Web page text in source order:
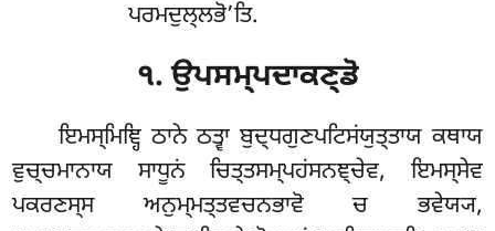
ਪਰਮਦੁਲ੍ਲਭੋ’ਤਿ.
੧. ਉਪਸਮ੍ਪਦਾਕਣ੍ਡੋ
ਇਮਸ੍ਮਿਞ੍ਹਿ ਠਾਨੇ ਠਤ੍ਵਾ ਬੁਦ੍ਧਗੁਣਪਟਿਸਂਯੁਤ੍ਤਾਯ ਕਥਾਯ
ਵੁਚ੍ਚਮਾਨਾਯ ਸਾਧੂਨਂ ਚਿਤ੍ਤਸਮ੍ਪਹਂਸਨਞ੍ਚੇਵ, ਇਮਸ੍ਸੇਵ
ਪਕਰਣਸ੍ਸ ਅਨੁਮ੍ਮਤ੍ਤਵਚਨਭਾਵੋ ਚ ਭਵੇਯ੍ਯ,